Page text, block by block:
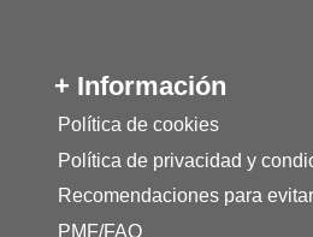
+ Información
Política de cookies
Política de privacidad y
Recomendaciones para
PMF/FAQ